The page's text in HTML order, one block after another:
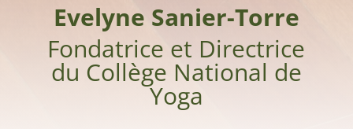
Evelyne Sanier-Torre
Fondatrice et Directrice
du Collège National de
Yoga